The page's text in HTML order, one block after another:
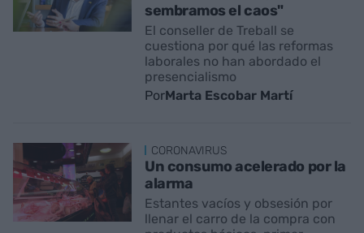
sembramos el caos"
El conseller de Treball se
cuestiona por qué las reformas
laborales no han abordado el
presencialismo
PorMarta Escobar Martí
CORONAVIRUS
Un consumo acelerado por la
alarma
Estantes vacíos y obsesión por
llenar el carro de la compra con